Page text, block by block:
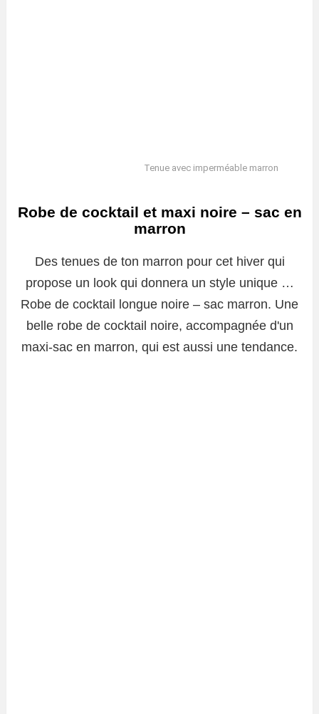
Tenue avec imperméable marron
Robe de cocktail et maxi noire – sac en
marron
Des tenues de ton marron pour cet hiver qui
propose un look qui donnera un style unique …
Robe de cocktail longue noire – sac marron. Une
belle robe de cocktail noire, accompagnée d'un
maxi-sac en marron, qui est aussi une tendance.